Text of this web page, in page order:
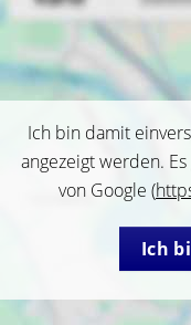
Ich bin damit
angezeigt werden.
von Google (
Ich